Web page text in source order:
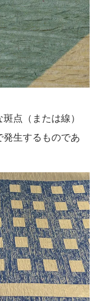
点（または線）
発生するものであ